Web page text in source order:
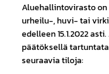
Aluehallintovirasto
urheilu-, huvi- tai
edelleen 15.1.2022
päätöksellä
seuraavia tiloja: